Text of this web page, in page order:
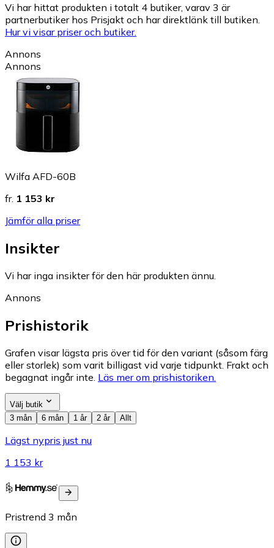
Vi har hittat produkten i totalt 4 butiker, varav 3 är
partnerbutiker hos Prisjakt och har direktlänk till butiken.
Hur vi visar priser och butiker.
Annons
Annons
Wilfa AFD-60B
fr. 1 153 kr
Jämför alla priser
Insikter
Vi har inga insikter för den här produkten ännu.
Annons
Prishistorik
Grafen visar lägsta pris över tid för den variant (såsom färg
eller storlek) som varit billigast vid varje tidpunkt. Frakt och
begagnat ingår inte. Läs mer om prishistoriken.
Välj butik
3 mån
6 mån 1 år 2 år Allt
Lägst nypris just nu
1 153 kr
Pristrend 3 mån